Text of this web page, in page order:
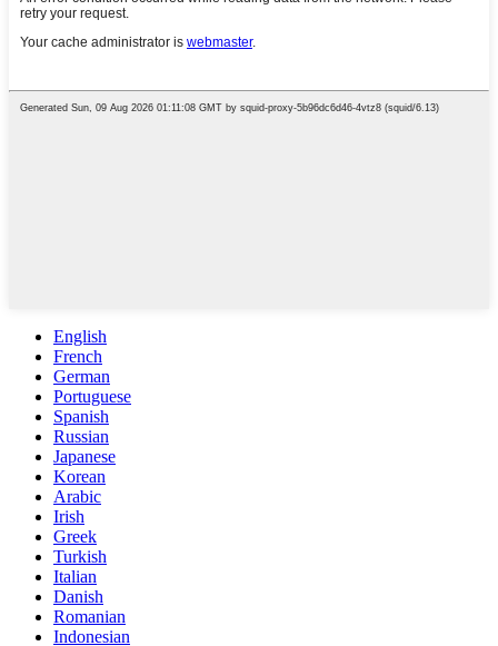
English
French
German
Portuguese
Spanish
Russian
Japanese
Korean
Arabic
Irish
Greek
Turkish
Italian
Danish
Romanian
Indonesian